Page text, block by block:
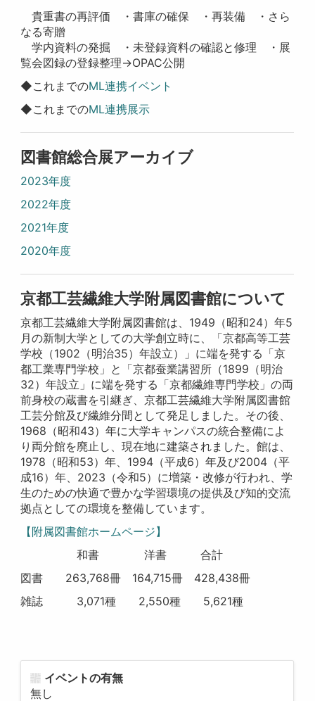
貴重書の再評価 ・書庫の確保 ・再装備 ・さら
なる寄贈
学内資料の発掘 ・未登録資料の確認と修理 ・展
覧会図録の登録整理→OPAC公開
◆これまでのML連携イベント
◆これまでのML連携展示
図書館総合展アーカイブ
2023年度
2022年度
2021年度
2020年度
京都工芸繊維大学附属図書館について
京都工芸繊維大学附属図書館は、1949（昭和24）年5
月の新制大学としての大学創立時に、「京都高等工芸
学校（1902（明治35）年設立）」に端を発する「京
都工業専門学校」と「京都蚕業講習所（1899（明治
32）年設立」に端を発する「京都繊維専門学校」の両
前身校の蔵書を引継ぎ、京都工芸繊維大学附属図書館
工芸分館及び繊維分間として発足しました。その後、
1968（昭和43）年に大学キャンパスの統合整備によ
り両分館を廃止し、現在地に建築されました。館は、
1978（昭和53）年、1994（平成6）年及び2004（平
成16）年、2023（令和5）に増築・改修が行われ、学
生のための快適で豊かな学習環境の提供及び知的交流
拠点としての環境を整備しています。
【附属図書館ホームページ】
和書 洋書 合計
図書 263,768冊 164,715冊 428,438冊
雑誌 3,071種 2,550種 5,621種
イベントの有無
無し